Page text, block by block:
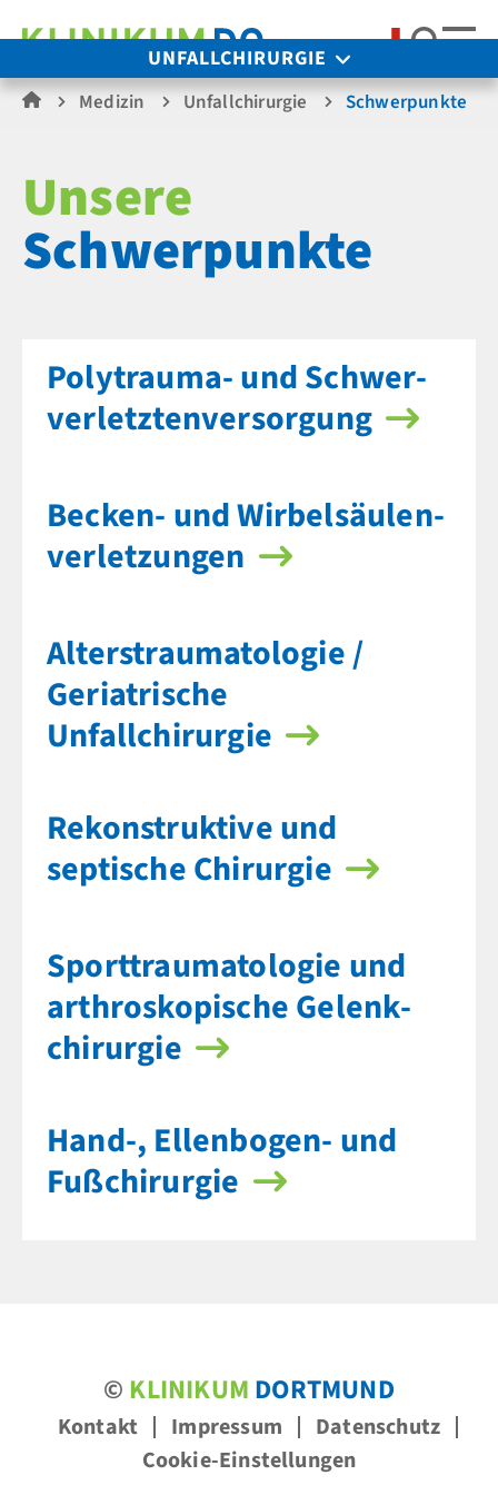
UNFALLCHIRURGIE
Medizin Unfallchirurgie Schwerpunkte
Unsere
Schwerpunkte
Polyt­rauma- und Schwer­
verletzten­versorgung
Becken- und Wirbel­säulen­
verletzungen
Alters­traumatologie /
Geriatrische
Unfallchirurgie
Rekonstruktive und
septische Chirurgie
Sport­trauma­tologie und
arthroskopische Gelenk­
chirurgie
Hand-, Ellenbogen- und
Fuß­chirurgie
© KLINIKUM DORTMUND
Kontakt Impressum
Datenschutz
Cookie-Einstellungen